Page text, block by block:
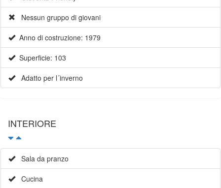
Nessun gruppo di giovani
Anno di costruzione: 1979
Superficie: 103
Adatto per l´inverno
INTERIORE
Sala da pranzo
Cucina